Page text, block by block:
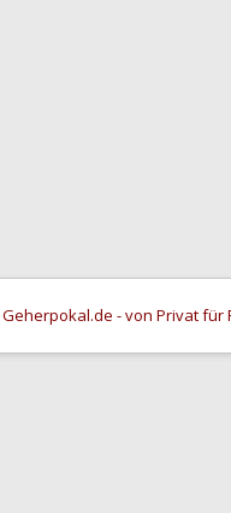
Geherpokal.de - von Privat für